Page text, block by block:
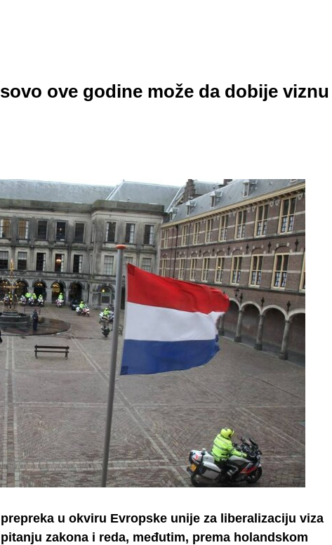
ove godine može da dobije viznu
u okviru Evropske unije za liberalizaciju viza
zakona i reda, međutim, prema holandskom